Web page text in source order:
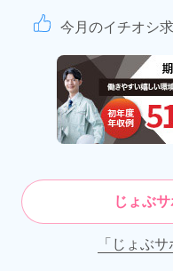
今月のイチオシ
じょぶ
「じょぶ